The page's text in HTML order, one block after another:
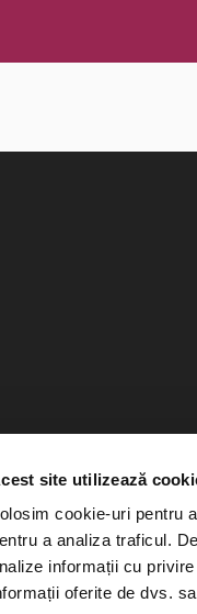
site utilizează
cookie-uri pentru
a analiza traficul.
informații cu
oferite de dvs.